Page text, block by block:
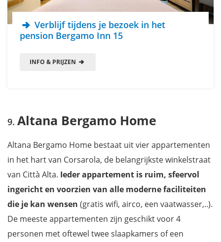
Verblijf tijdens je bezoek in het
pension Bergamo Inn 15
INFO & PRIJZEN
Altana Bergamo Home
Altana Bergamo Home bestaat uit vier appartementen
in het hart van Corsarola, de belangrijkste winkelstraat
van Città Alta. Ieder appartement is ruim, sfeervol
ingericht en voorzien van alle moderne faciliteiten
die je kan wensen (gratis wifi, airco, een vaatwasser,..).
De meeste appartementen zijn geschikt voor 4
personen met oftewel twee slaapkamers of een